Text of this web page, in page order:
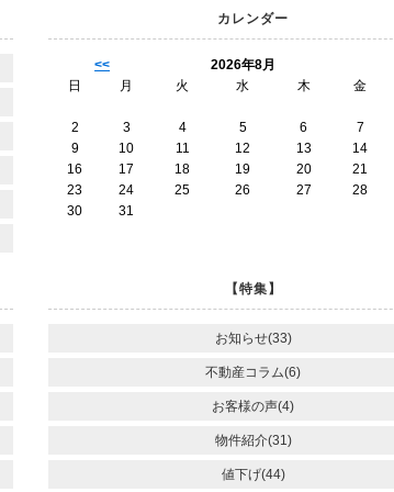
カレンダー
<<
2026年8月
日
月 火 水 木 金
2
3 4 5 6 7
9
10 11 12 13 14
16
17 18 19 20 21
23
24 25 26 27 28
30
31
【特集】
お知らせ(33)
不動産コラム(6)
お客様の声(4)
物件紹介(31)
値下げ(44)